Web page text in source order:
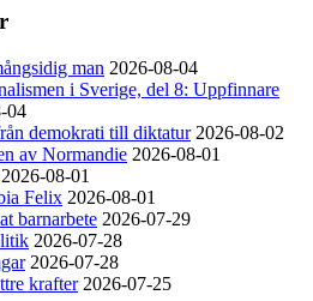
man 2026-08-04
i Sverige, del 8: Uppfinnare
04
demokrati till diktatur 2026-08-02
av Normandie 2026-08-01
2026-08-01
Felix 2026-08-01
barnarbete 2026-07-29
2026-07-28
2026-07-28
krafter 2026-07-25